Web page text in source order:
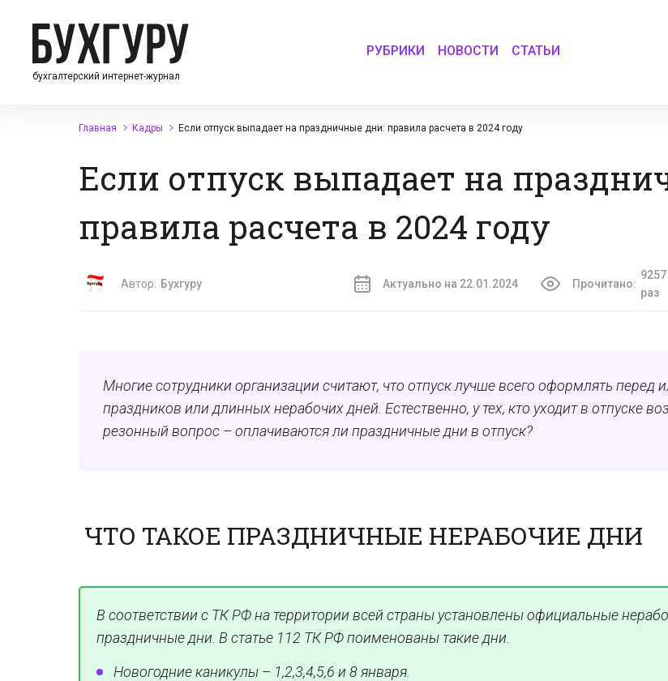
бухгалтерский интернет-журнал
РУБРИКИ НОВОСТИ СТАТЬИ
Главная Кадры Если отпуск выпадает на праздничные дни: правила расчета в 2024 году
Если отпуск выпадает на
правила расчета в 2024 году
Автор: Бухгуру Актуально на 22.01.2024 Прочитано:
9257
раз
Многие сотрудники организации считают, что отпуск лучше всего оформлять перед
праздников или длинных нерабочих дней. Естественно, у тех, кто уходит в отпуске
резонный вопрос – оплачиваются ли праздничные дни в отпуск?
ЧТО ТАКОЕ ПРАЗДНИЧНЫЕ НЕРАБОЧИЕ ДНИ
В соответствии с ТК РФ на территории всей страны установлены официальные
праздничные дни. В статье 112 ТК РФ поименованы такие дни.
Новогодние каникулы – 1,2,3,4,5,6 и 8 января.